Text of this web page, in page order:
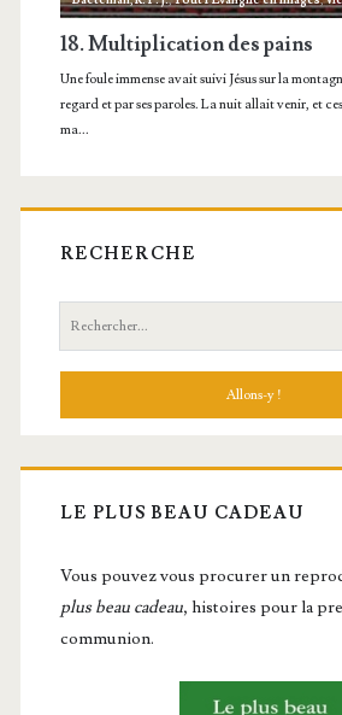
RECHERCHE
Recherche:
LE PLUS BEAU CADEAU
Vous pou­vez vous pro­cu­rer un
plus beau cadeau, histoires pour la
communion.